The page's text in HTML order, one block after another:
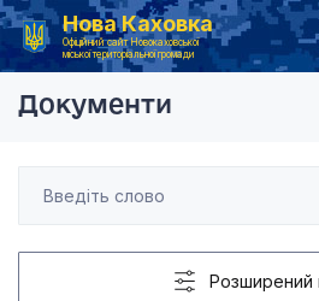
Нова Каховка
Офіційний сайт Новокаховської
міської територіальної громади
Головна Рішення
Документи
Розширений